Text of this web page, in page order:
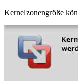
Kernelzonengröße